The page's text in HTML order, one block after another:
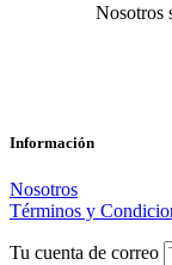
Nosotros
Información
Nosotros
Términos y
Tu cuenta de correo